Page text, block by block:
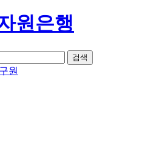
원은행
원